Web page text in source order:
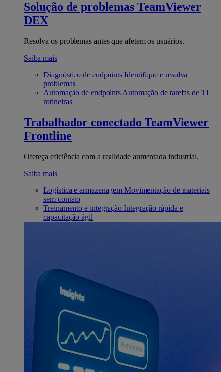
Solução de problemas TeamViewer
DEX
Resolva os problemas antes que afetem os usuários.
Saiba mais
Diagnóstico de endpoints Identifique e resolva
problemas
Automação de endpoints Automação de tarefas de TI
rotineiras
Trabalhador conectado TeamViewer
Frontline
Ofereça eficiência com a realidade aumentada industrial.
Saiba mais
Logística e armazenagem Movimentação de materiais
sem contato
Treinamento e integração Integração rápida e
capacitação ágil